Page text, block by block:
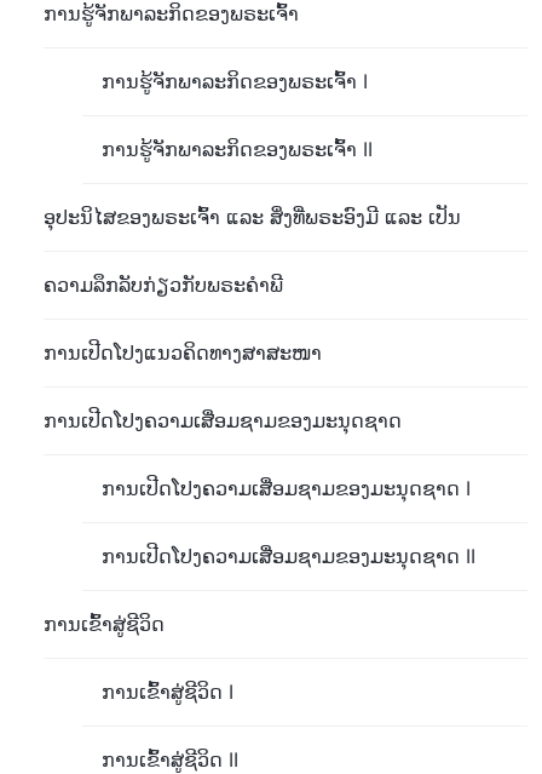
ການຮູ້ຈັກພາລະກິດຂອງພຣະເຈົ້າ
ການຮູ້ຈັກພາລະກິດຂອງພຣະເຈົ້າ I
ການຮູ້ຈັກພາລະກິດຂອງພຣະເຈົ້າ II
ອຸປະນິໄສຂອງພຣະເຈົ້າ ແລະ ສິ່ງທີ່ພຣະອົງມີ ແລະ ເປັນ
ຄວາມລຶກລັບກ່ຽວກັບພຣະຄໍາພີ
ການເປີດໂປງແນວຄິດທາງສາສະໜາ
ການເປີດໂປງຄວາມເສື່ອມຊາມຂອງມະນຸດຊາດ
ການເປີດໂປງຄວາມເສື່ອມຊາມຂອງມະນຸດຊາດ I
ການເປີດໂປງຄວາມເສື່ອມຊາມຂອງມະນຸດຊາດ II
ການເຂົ້າສູ່ຊີວິດ
ການເຂົ້າສູ່ຊີວິດ I
ການເຂົ້າສູ່ຊີວິດ II